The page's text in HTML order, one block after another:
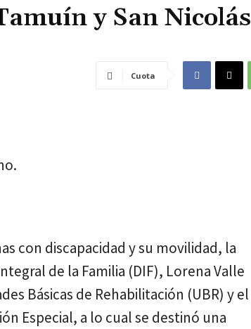
y San Nicolás
Cuota
con discapacidad y su movilidad, la
de la Familia (DIF), Lorena Valle
Básicas de Rehabilitación (UBR) y el
Especial, a lo cual se destinó una